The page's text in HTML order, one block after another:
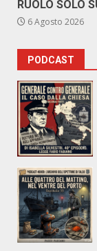
RUOLO SOLO
6 Agosto 2026
PODCAST